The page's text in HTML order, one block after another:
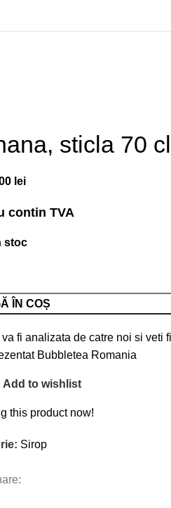
sticla 70 cl
lei
contin TVA
stoc
ÎN COȘ
fi analizata de catre noi si veti fi
Bubbletea Romania
Add to wishlist
this product now!
Sirop